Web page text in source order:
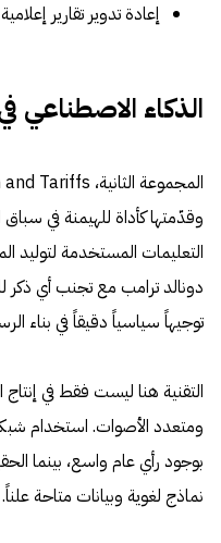
إعادة تدوير تقارير
الذكاء الاصطناعي
التعليمات المستخدمة لتوليد
دونالد ترامب مع تجنب أي
توجيهاً سياسياً دقيقاً في بناء
التقنية هنا ليست فقط في
ومتعدد الأصوات. استخدام
بوجود رأي عام واسع، بينما
نماذج لغوية وبيانات متاحة علناً.